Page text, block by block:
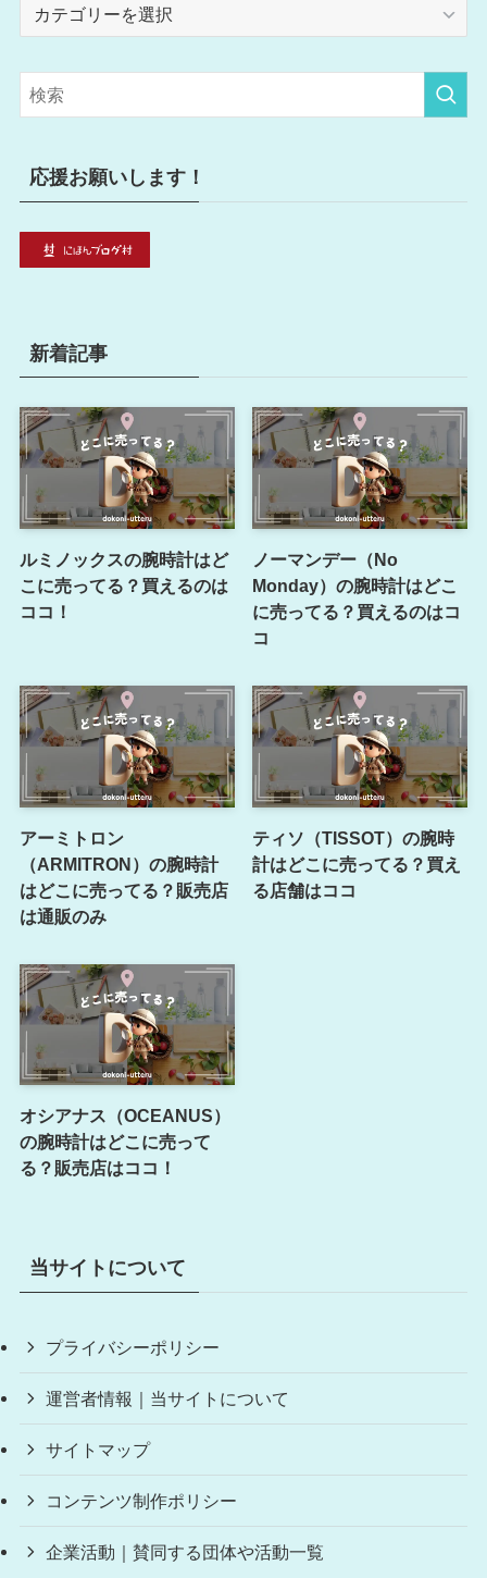
リ
ー
応援お願いします！
新着記事
ルミノックスの腕時計はど
こに売ってる？買えるのは
ココ！
ノーマンデー（No
Monday）の腕時計はどこ
に売ってる？買えるのはコ
コ
アーミトロン
（ARMITRON）の腕時計
はどこに売ってる？販売店
は通販のみ
ティソ（TISSOT）の腕時
計はどこに売ってる？買え
る店舗はココ
オシアナス（OCEANUS）
の腕時計はどこに売って
る？販売店はココ！
当サイトについて
プライバシーポリシー
運営者情報｜当サイトについて
サイトマップ
コンテンツ制作ポリシー
企業活動｜賛同する団体や活動一覧